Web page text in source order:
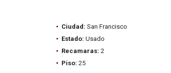
Ciudad: San Francisco
Estado: Usado
Recamaras: 2
Piso: 25